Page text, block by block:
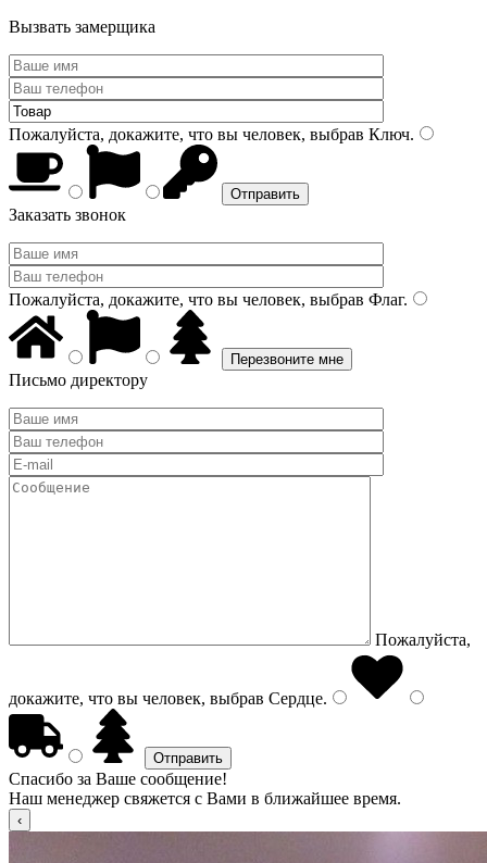
Вызвать замерщика
Пожалуйста, докажите, что вы человек, выбрав Ключ.
Заказать звонок
Пожалуйста, докажите, что вы человек, выбрав Флаг.
Письмо директору
Пожалуйста,
докажите, что вы человек, выбрав Сердце.
Спасибо за Ваше сообщение!
Наш менеджер свяжется с Вами в ближайшее время.